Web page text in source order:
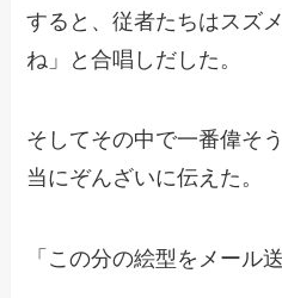
すると、従者たちはスズ
ね」と合唱しだした。
そしてその中で一番偉そ
当にぞんざいに伝えた。
「この分の絵型をメール